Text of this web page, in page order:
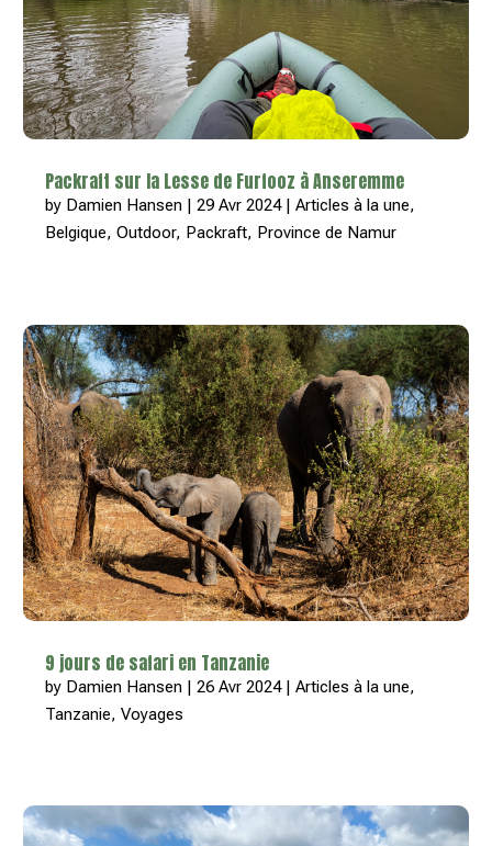
Packraft sur la Lesse de Furfooz à Anseremme
by Damien Hansen |29 Avr 2024|Articles à la une,
Belgique,Outdoor, Packraft, Province de Namur
9 jours de safari en Tanzanie
by Damien Hansen |26 Avr 2024|Articles à la une,
Tanzanie,Voyages